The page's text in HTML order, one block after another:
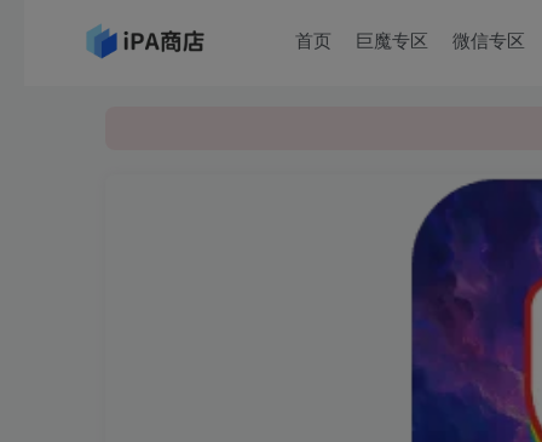
首页 巨魔专区 微信专区